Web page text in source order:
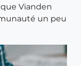
Vianden
un peu